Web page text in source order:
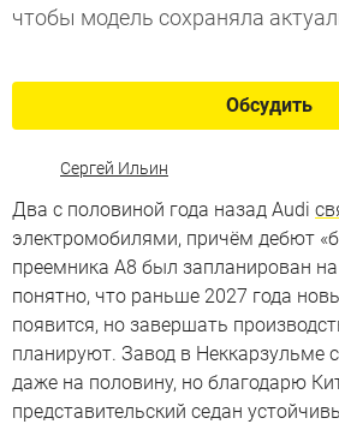
чтобы модель сохраняла
Обсудить
Сергей Ильин
Два с половиной года назад Audi
электромобилями, причём дебют
преемника A8 был запланирован
понятно, что раньше 2027 года
появится, но завершать
планируют. Завод в Неккарзульме
даже на половину, но благодарю
представительский седан